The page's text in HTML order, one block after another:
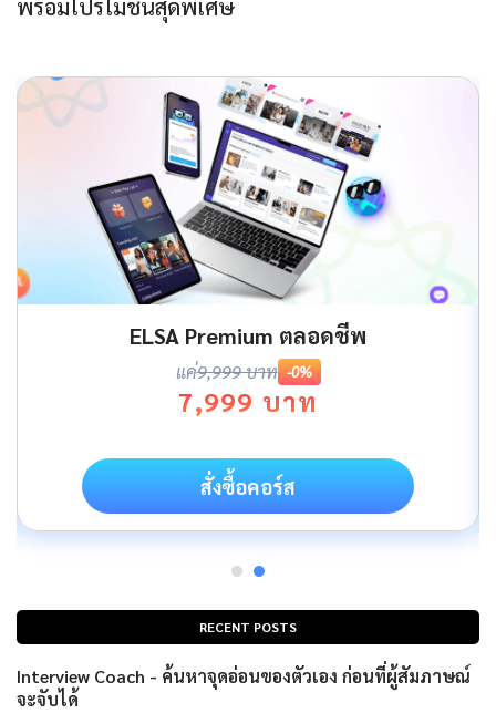
พร้อมโปรโมชันสุดพิเศษ
RECENT POSTS
Interview Coach - ค้นหาจุดอ่อนของตัวเอง ก่อนที่ผู้สัมภาษณ์
จะจับได้
ELSA Premium ตลอดชีพ
แค่9,999 บาท -0%
7,999 บาท
สั่งซื้อคอร์ส